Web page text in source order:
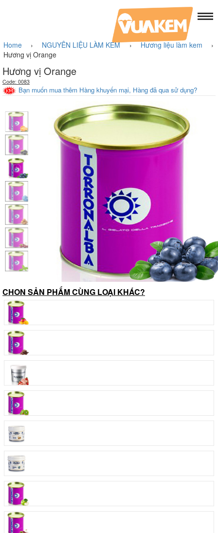
Home › NGUYÊN LIỆU LÀM KEM›Hương liệu làm kem ›
Hương vị Orange
Hương vị Orange
Code: 0083
Bạn muốn mua thêm Hàng khuyến mại, Hàng đã qua sử dụng?
CHON SẢN PHẨM CÙNG LOẠI KHÁC?